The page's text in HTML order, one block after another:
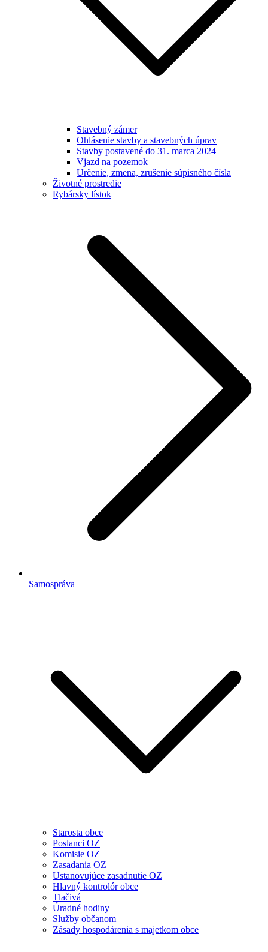
Stavebný zámer
Ohlásenie stavby a stavebných úprav
Stavby postavené do 31. marca 2024
Vjazd na pozemok
Určenie, zmena, zrušenie súpisného čísla
Životné prostredie
Rybársky lístok
Samospráva
Starosta obce
Poslanci OZ
Komisie OZ
Zasadania OZ
Ustanovujúce zasadnutie OZ
Hlavný kontrolór obce
Tlačivá
Úradné hodiny
Služby občanom
Zásady hospodárenia s majetkom obce